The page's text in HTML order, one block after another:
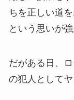
ちを正しい道
という思いが強
だがある日、
の犯人として